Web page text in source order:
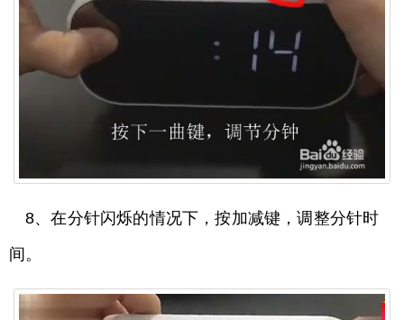
8、在分针闪烁的情况下，按加减键，调整分针时
间。